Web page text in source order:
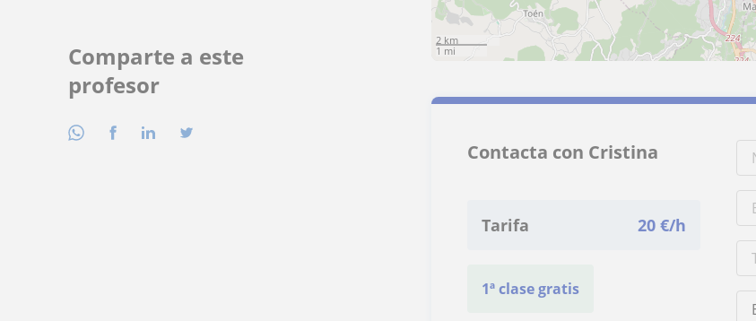
Comparte a este
profesor
2 km
1 mi
Contacta con Cristina
Tarifa 20 €/h
1ª clase gratis